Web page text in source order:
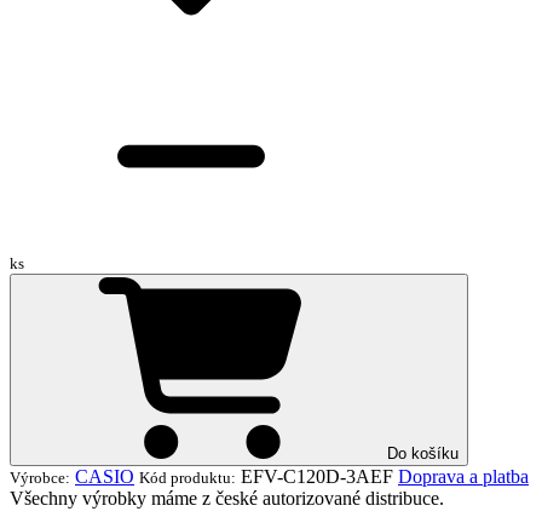
ks
Do košíku
Výrobce: CASIO Kód produktu: EFV-C120D-3AEF Doprava a platba
Všechny výrobky máme z české autorizované distribuce.